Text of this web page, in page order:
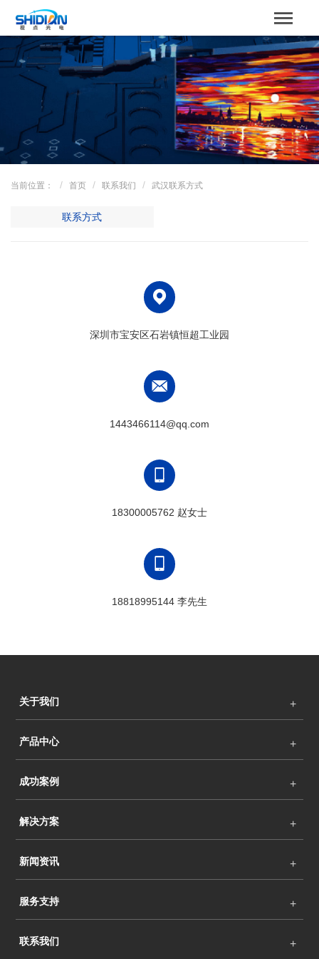
网站首页
关于我们
产品中心
成功案例
联系我们
当前位置： 首页 联系我们 武汉联系方式
联系方式
深圳市宝安区石岩镇恒超工业园
1443466114@qq.com
18300005762 赵女士
18818995144 李先生
关于我们
产品中心
成功案例
解决方案
新闻资讯
服务支持
联系我们